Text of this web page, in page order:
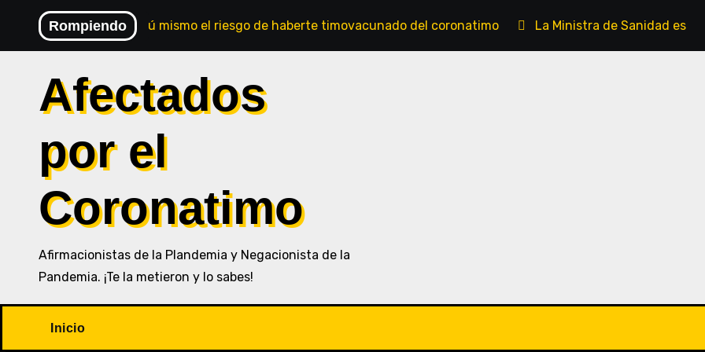
contenido
Rompiendo
Comprueba tú mismo el riesgo de haberte timovacunado del coronatimo La Ministra de Sanidad es
Afectados
por el
Coronatimo
Afirmacionistas de la Plandemia y Negacionista de la
Pandemia. ¡Te la metieron y lo sabes!
Inicio